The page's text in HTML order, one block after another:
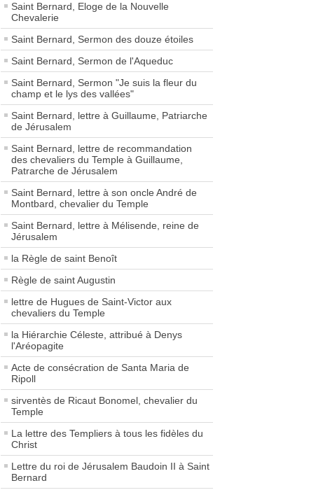
Saint Bernard, Eloge de la Nouvelle
Chevalerie
Saint Bernard, Sermon des douze étoiles
Saint Bernard, Sermon de l'Aqueduc
Saint Bernard, Sermon "Je suis la fleur du
champ et le lys des vallées"
Saint Bernard, lettre à Guillaume, Patriarche
de Jérusalem
Saint Bernard, lettre de recommandation
des chevaliers du Temple à Guillaume,
Patrarche de Jérusalem
Saint Bernard, lettre à son oncle André de
Montbard, chevalier du Temple
Saint Bernard, lettre à Mélisende, reine de
Jérusalem
la Règle de saint Benoît
Règle de saint Augustin
lettre de Hugues de Saint-Victor aux
chevaliers du Temple
la Hiérarchie Céleste, attribué à Denys
l'Aréopagite
Acte de consécration de Santa Maria de
Ripoll
sirventès de Ricaut Bonomel, chevalier du
Temple
La lettre des Templiers à tous les fidèles du
Christ
Lettre du roi de Jérusalem Baudoin II à Saint
Bernard